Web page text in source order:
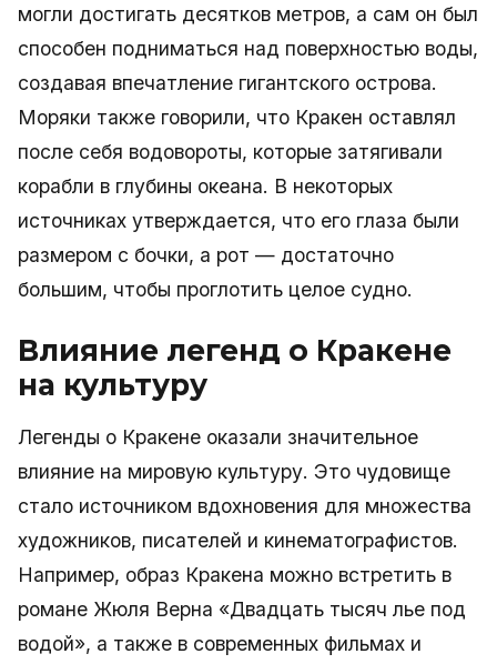
могли достигать десятков метров, а сам он был
способен подниматься над поверхностью воды,
создавая впечатление гигантского острова.
Моряки также говорили, что Кракен оставлял
после себя водовороты, которые затягивали
корабли в глубины океана. В некоторых
источниках утверждается, что его глаза были
размером с бочки, а рот — достаточно
большим, чтобы проглотить целое судно.
Влияние легенд о Кракене
на культуру
Легенды о Кракене оказали значительное
влияние на мировую культуру. Это чудовище
стало источником вдохновения для множества
художников, писателей и кинематографистов.
Например, образ Кракена можно встретить в
романе Жюля Верна «Двадцать тысяч лье под
водой», а также в современных фильмах и